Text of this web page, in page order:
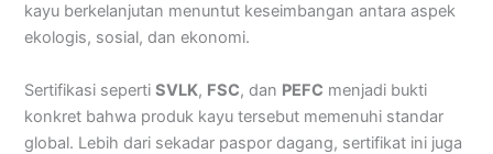
kayu berkelanjutan menuntut keseimbangan antara aspek
ekologis, sosial, dan ekonomi.
Sertifikasi sepertiSVLK, FSC, dan PEFC menjadi bukti
konkret bahwa produk kayu tersebut memenuhi standar
global. Lebih dari sekadar paspor dagang, sertifikat ini juga